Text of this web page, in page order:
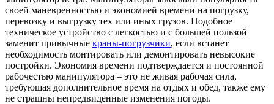
своей маневренностью и экономией времени на погрузку,
перевозку и выгрузку тех или иных грузов. Подобное
техническое устройство с легкостью и с большей пользой
заменит привычные краны-погрузчики, если встанет
необходимость монтировать или демонтировать невысокие
постройки. Экономия времени подтверждается и постоянной
рабочестью манипулятора – это не живая рабочая сила,
требующая дополнительное время на отдых и обед, также ему
не страшны непредвиденные изменения погоды.